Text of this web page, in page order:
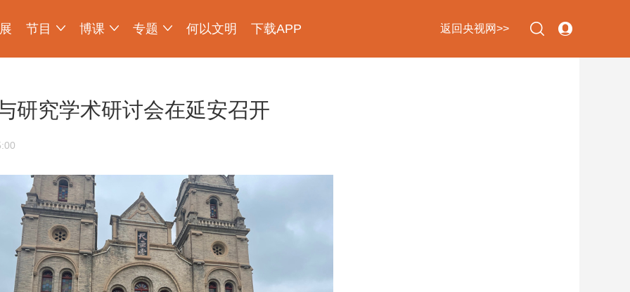
节目 博课 专题 何以文明 下载APP 返回央视网>>
研究学术研讨会在延安召开